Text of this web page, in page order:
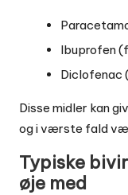
Ibuprofen
Diclofenac
Disse midler kan
og i værste fald
Typiske
øje med